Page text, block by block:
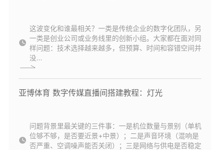
这波变化和谁最相关？一类是传统企业的数字化团队，另
一类是创业公司或业务线里的创新小组。大家都在面对同
样问题：技术选择越来越多，但预算、时间和容错空间并
没...
亚博体育 数字传媒直播间搭建教程：灯光
问题背景里最关键的三件事：一是机位数量与景别（单机
位够不够，是否要近景+中景）；二是声音环境（混响是
否严重、空调噪声能否关闭）；三是网络与供电是否稳定